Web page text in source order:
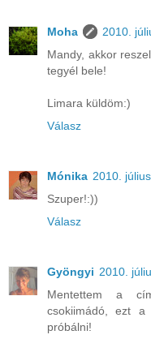
Moha
2010.
Mandy, akkor
tegyél bele!
Limara küldöm:)
Válasz
Mónika 2010.
Szuper!:))
Válasz
Gyöngyi 2010.
Mentettem a
csokiimádó, ezt
próbálni!